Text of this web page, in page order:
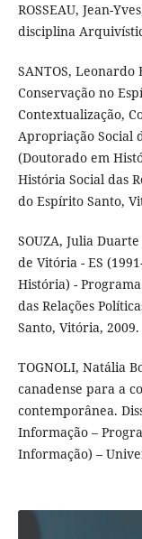
ROSSEAU, Jean-
disciplina
SANTOS, Leonardo
Conservação no
Contextualização,
Apropriação Social
(Doutorado em
História Social das
do Espírito Santo,
SOUZA, Julia
de Vitória - ES
História) -
das Relações
Santo, Vitória, 2009.
TOGNOLI, Natália
canadense para a
contemporânea.
Informação –
Informação) –